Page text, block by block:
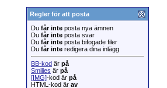
Regler för att posta
Du får inte posta nya ämnen
Du får inte posta svar
Du får inte posta bifogade filer
Du får inte redigera dina inlägg
BB-kod är på
Smilies är på
[IMG]-kod är på
HTML-kod är av